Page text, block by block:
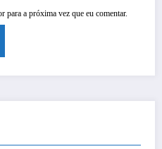
para a próxima vez que eu comentar.